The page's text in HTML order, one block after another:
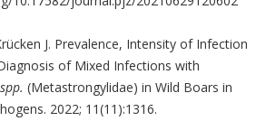
J. Prevalence, Intensity of Infection
of Mixed Infections with
(Metastrongylidae) in Wild Boars in
2022; 11(11):1316.